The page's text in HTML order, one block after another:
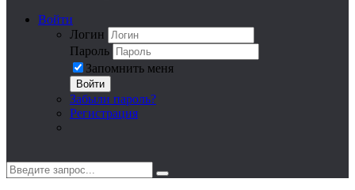
Войти
Логин
Пароль
Запомнить меня
Войти
Забыли пароль?
Регистрация